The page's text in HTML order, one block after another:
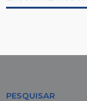
PESQUISAR